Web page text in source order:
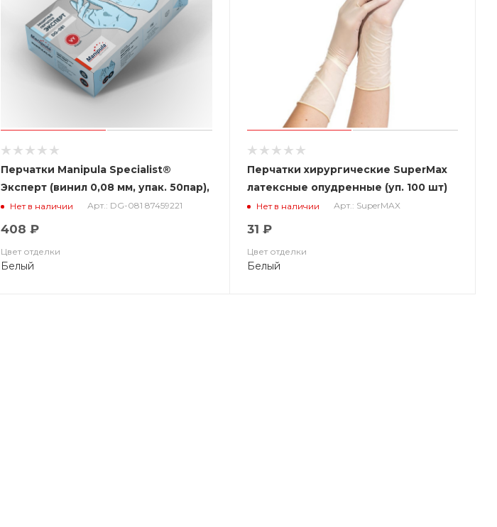
Перчатки Manipula Specialist®
Эксперт (винил 0,08 мм, упак. 50пар),
DG-081
Нет в наличии Арт.: DG-081 87459221
408 ₽
Цвет отделки
Белый
Перчатки хирургические SuperMax
латексные опудренные (уп. 100 шт)
Нет в наличии Арт.: SuperMAX
31 ₽
Цвет отделки
Белый